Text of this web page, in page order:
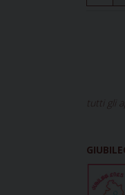
tutti gli